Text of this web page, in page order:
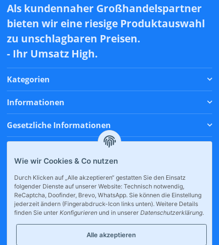
Als kundennaher Großhandelspartner
bieten wir eine riesige Produktauswahl
zu unschlagbaren Preisen.
- Ihr Umsatz High.
Kategorien
Informationen
Gesetzliche Informationen
* Alle Preise inkl. gesetzlicher USt., zzgl.Versand
Wie wir Cookies & Co nutzen
Durch Klicken auf „Alle akzeptieren“ gestatten Sie den Einsatz
folgender Dienste auf unserer Website: Technisch notwendig,
ReCaptcha, Doofinder, Brevo, WhatsApp. Sie können die Einstellung
jederzeit ändern (Fingerabdruck-Icon links unten). Weitere Details
finden Sie unter Konfigurieren und in unserer Datenschutzerklärung.
Alle akzeptieren